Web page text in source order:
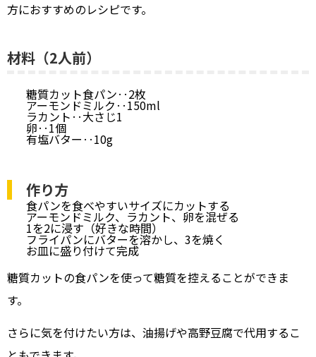
方におすすめのレシピです。
材料（2人前）
糖質カット食パン‥2枚
アーモンドミルク‥150ml
ラカント‥大さじ1
卵‥1個
有塩バター‥10g
作り方
食パンを食べやすいサイズにカットする
アーモンドミルク、ラカント、卵を混ぜる
1を2に浸す（好きな時間）
フライパンにバターを溶かし、3を焼く
お皿に盛り付けて完成
糖質カットの食パンを使って糖質を控えることができま
す。
さらに気を付けたい方は、油揚げや高野豆腐で代用するこ